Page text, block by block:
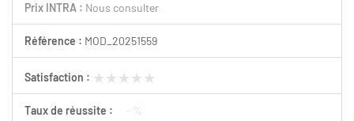
Prix INTRA : Nous consulter
Référence : MOD_20251559
Satisfaction : ★★★★★
★★★★★
Taux de réussite : - %